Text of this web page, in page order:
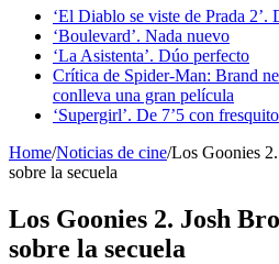
‘El Diablo se viste de Prada 2’.
‘Boulevard’. Nada nuevo
‘La Asistenta’. Dúo perfecto
Crítica de Spider-Man: Brand
conlleva una gran película
‘Supergirl’. De 7’5 con fresquito
Home/Noticias de cine/Los Goonies
sobre la secuela
Los Goonies 2. Josh
sobre la secuela